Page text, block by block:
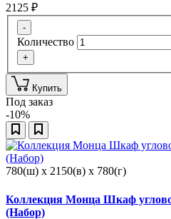
2125 ₽
-
Количество
+
Купить
Под заказ
-10%
780(ш) x 2150(в) x 780(г)
Коллекция Монца Шкаф
(Набор)